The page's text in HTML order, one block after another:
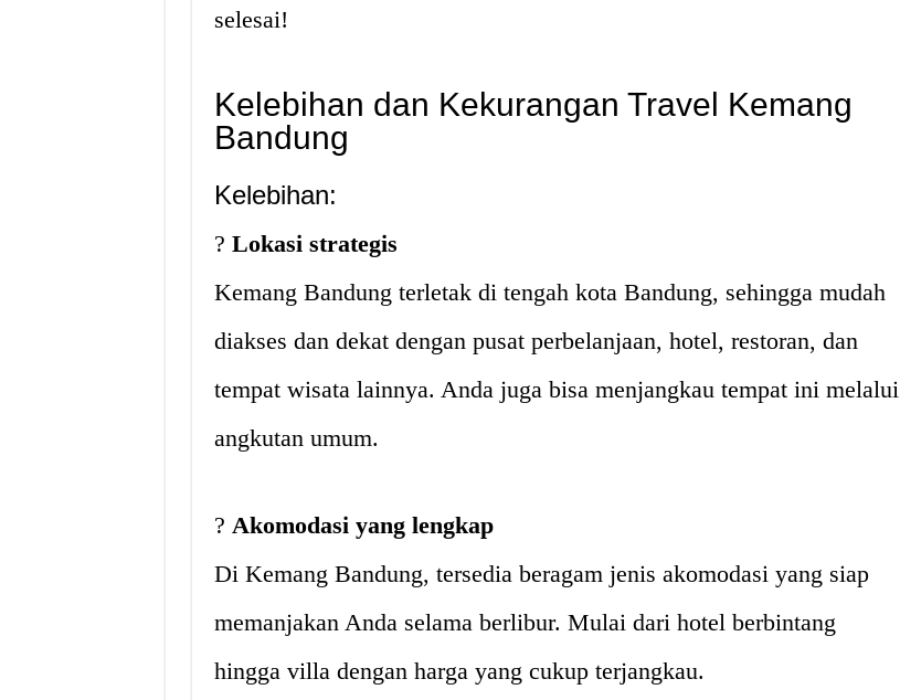
selesai!
Kelebihan dan Kekurangan Travel Kemang
Bandung
Kelebihan:
? Lokasi strategis
Kemang Bandung terletak di tengah kota Bandung, sehingga mudah
diakses dan dekat dengan pusat perbelanjaan, hotel, restoran, dan
tempat wisata lainnya. Anda juga bisa menjangkau tempat ini melalui
angkutan umum.
? Akomodasi yang lengkap
Di Kemang Bandung, tersedia beragam jenis akomodasi yang siap
memanjakan Anda selama berlibur. Mulai dari hotel berbintang
hingga villa dengan harga yang cukup terjangkau.